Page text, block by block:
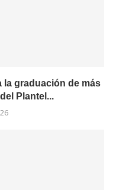
la graduación de más
Plantel...